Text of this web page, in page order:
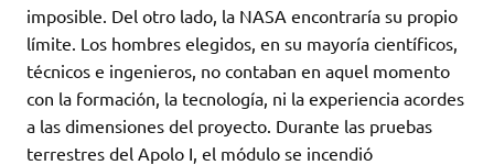
imposible. Del otro lado, la NASA encontraría su propio
límite. Los hombres elegidos, en su mayoría científicos,
técnicos e ingenieros, no contaban en aquel momento
con la formación, la tecnología, ni la experiencia acordes
a las dimensiones del proyecto. Durante las pruebas
terrestres del Apolo I, el módulo se incendió